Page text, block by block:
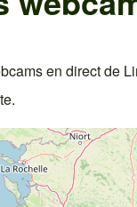
en direct de